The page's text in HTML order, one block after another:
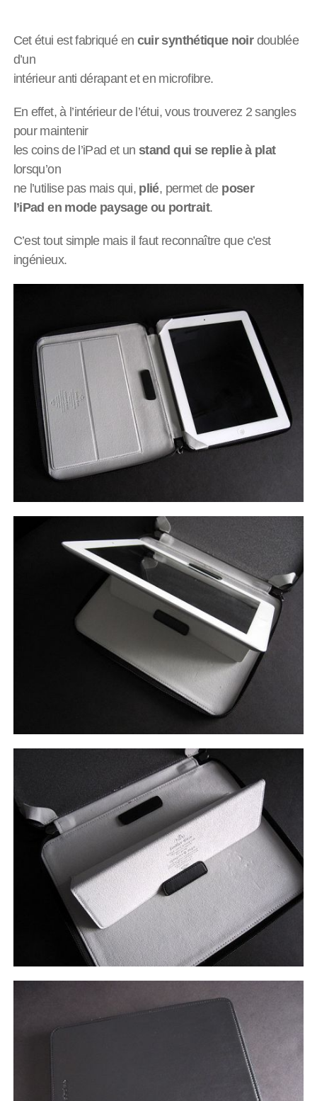
Cet étui est fabriqué en cuir synthétique noirdoublée
d’un
intérieur anti dérapant et en microfibre.
En effet, à l’intérieur de l’étui, vous trouverez 2 sangles
pour maintenir
les coins de l’iPad et un stand qui se replie à plat
lorsqu’on
ne l’utilise pas mais qui, plié, permet de poser
l’iPad en mode paysage ou portrait.
C’est tout simple mais il faut reconnaître que c’est
ingénieux.